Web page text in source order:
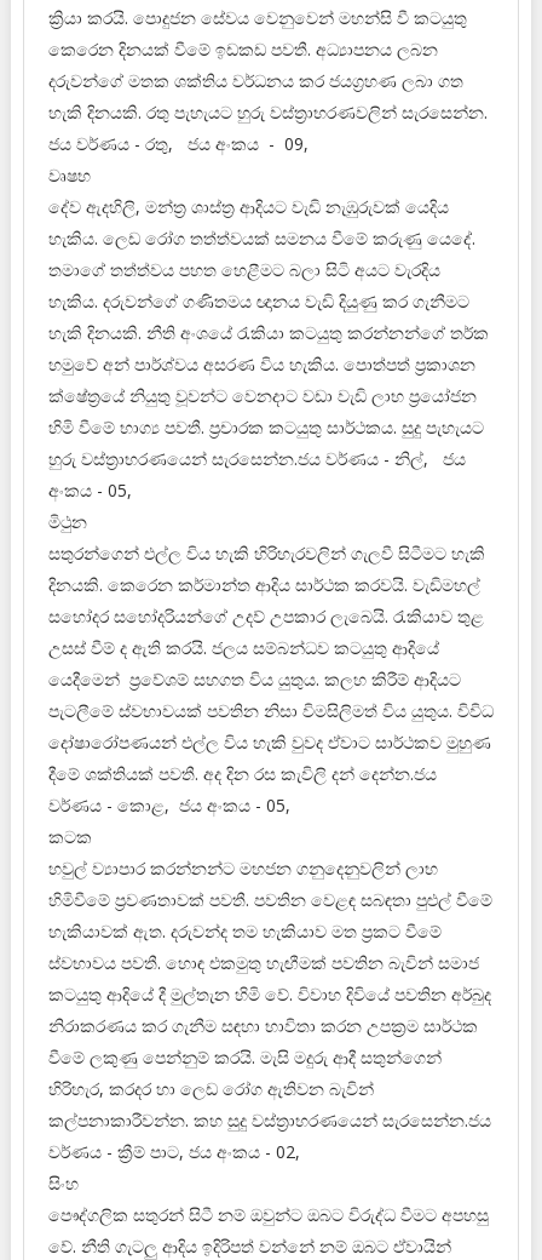
ක්‍රියා කරයි. පොදුජන සේවය වෙනුවෙන් මහන්සි වී කටයුතු
කෙරෙන දිනයක් වීමේ ඉඩකඩ පවතී. අධ්‍යාපනය ලබන
දරුවන්ගේ මතක ශක්තිය වර්ධනය කර ජයග්‍රහණ ලබා ගත
හැකි දිනයකි. රතු පැහැයට හුරු වස්ත්‍රාභරණවලින් සැරසෙන්න.
ජය වර්ණය - රතු, ජය අංකය - 09,
වෘෂභ
දේව ඇදහිලි, මන්ත්‍ර ශාස්ත්‍ර ආදියට වැඩි නැඹුරුවක් යෙදිය
හැකිය. ලෙඩ රෝග තත්ත්වයක් සමනය වීමේ කරුණු යෙදේ.
තමාගේ තත්ත්වය පහත හෙළීමට බලා සිටි අයට වැරදිය
හැකිය. දරුවන්ගේ ගණිතමය ඥානය වැඩි දියුණු කර ගැනීමට
හැකි දිනයකි. නීති අංශයේ රැකියා කටයුතු කරන්නන්ගේ තර්ක
හමුවේ අන් පාර්ශ්වය අසරණ විය හැකිය. පොත්පත් ප්‍රකාශන
ක්ෂේත්‍රයේ නියුතු වූවන්ට වෙනදාට වඩා වැඩි ලාභ ප්‍රයෝජන
හිමි වීමේ භාග්‍ය පවතී. ප්‍රචාරක කටයුතු සාර්ථකය. සුදු පැහැයට
හුරු වස්ත්‍රාභරණයෙන් සැරසෙන්න.ජය වර්ණය - නිල්, ජය
අංකය - 05,
මිථුන
සතුරන්ගෙන් එල්ල විය හැකි හිරිහැරවලින් ගැලවී සිටීමට හැකි
දිනයකි. කෙරෙන කර්මාන්ත ආදිය සාර්ථක කරවයි. වැඩිමහල්
සහෝදර සහෝදරියන්ගේ උදව් උපකාර ලැබෙයි. රැකියාව තුළ
උසස් වීම් ද ඇති කරයි. ජලය සම්බන්ධව කටයුතු ආදියේ
යෙදීමෙන් ප්‍රවේශම් සහගත විය යුතුය. කලහ කිරීම් ආදියට
පැටලීමේ ස්වභාවයක් පවතින නිසා විමසිලිමත් විය යුතුය. විවිධ
දෝෂාරෝපණයන් එල්ල විය හැකි වුවද ඒවාට සාර්ථකව මුහුණ
දීමේ ශක්තියක් පවතී. අද දින රස කැවිලි දන් දෙන්න.ජය
වර්ණය - කොළ, ජය අංකය - 05,
කටක
හවුල් ව්‍යාපාර කරන්නන්ට මහජන ගනුදෙනුවලින් ලාභ
හිමිවීමේ ප්‍රවණතාවක් පවතී. පවතින වෙළඳ සබඳතා පුළුල් වීමේ
හැකියාවක් ඇත. දරුවන්ද තම හැකියාව මත ප්‍රකට වීමේ
ස්වභාවය පවතී. හොඳ එකමුතු හැඟීමක් පවතින බැවින් සමාජ
කටයුතු ආදියේ දී මුල්තැන හිමි වේ. විවාහ දිවියේ පවතින අර්බුද
නිරාකරණය කර ගැනීම සඳහා භාවිතා කරන උපක්‍රම සාර්ථක
වීමේ ලකුණු පෙන්නුම් කරයි. මැසි මදුරු ආදී සතුන්ගෙන්
හිරිහැර, කරදර හා ලෙඩ රෝග ඇතිවන බැවින්
කල්පනාකාරීවන්න. කහ සුදු වස්ත්‍රාභරණයෙන් සැරසෙන්න.ජය
වර්ණය - ක්‍රීම් පාට, ජය අංකය - 02,
සිංහ
පෞද්ගලික සතුරන් සිටී නම් ඔවුන්ට ඔබට විරුද්ධ වීමට අපහසු
වේ. නීති ගැටලු ආදිය ඉදිරිපත් වන්නේ නම් ඔබට ඒවායින්